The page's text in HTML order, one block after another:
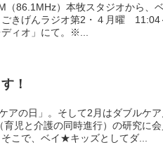
86.1MHz）本牧スタジオから、
きげんラジオ第2・４月曜 11:04
ィオ」にて。※...
！
アの日」。そして2月はダブルケ
児と介護の同時進行）の研究に
こで、ベイ★キッズとしてダ...